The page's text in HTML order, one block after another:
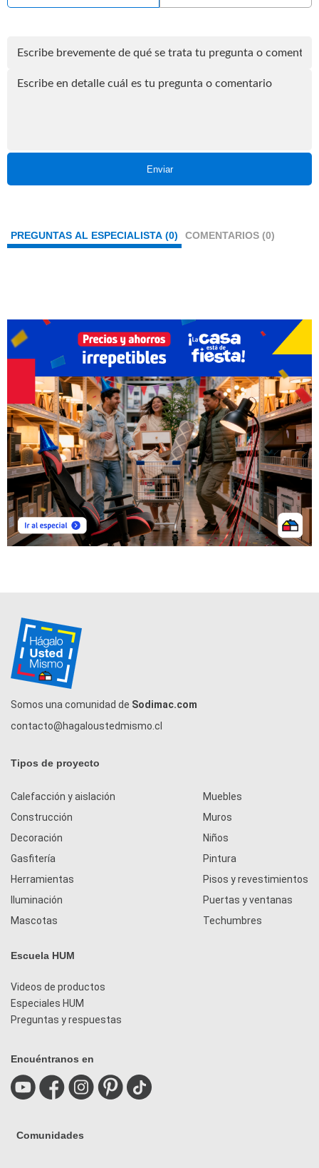
Enviar
PREGUNTAS AL ESPECIALISTA (0) COMENTARIOS (0)
Somos una comunidad de Sodimac.com
contacto@hagaloustedmismo.cl
Tipos de proyecto
Calefacción y aislación
Construcción
Decoración
Gasfitería
Herramientas
Iluminación
Mascotas
Muebles
Muros
Niños
Pintura
Pisos y revestimientos
Puertas y ventanas
Techumbres
Escuela HUM
Videos de productos
Especiales HUM
Preguntas y respuestas
Encuéntranos en
Comunidades